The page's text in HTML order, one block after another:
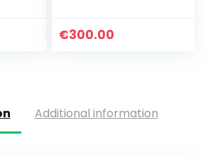
met
€300.00
Additional information